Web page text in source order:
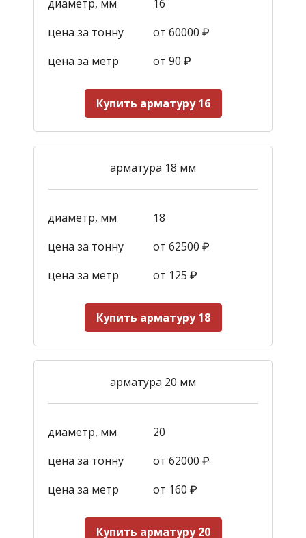
диаметр, мм
16
цена за тонну
от 60000 ₽
цена за метр
от 90 ₽
Купить арматуру 16
арматура 18 мм
диаметр, мм
18
цена за тонну
от 62500 ₽
цена за метр
от 125 ₽
Купить арматуру 18
арматура 20 мм
диаметр, мм
20
цена за тонну
от 62000 ₽
цена за метр
от 160 ₽
Купить арматуру 20